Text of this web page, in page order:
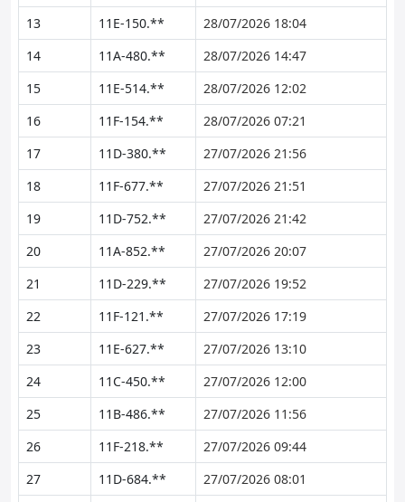
13
11E-150.**
28/07/2026 18:04
14
11A-480.**
28/07/2026 14:47
15
11E-514.**
28/07/2026 12:02
16
11F-154.**
28/07/2026 07:21
17
11D-380.**
27/07/2026 21:56
18
11F-677.**
27/07/2026 21:51
19
11D-752.**
27/07/2026 21:42
20
11A-852.**
27/07/2026 20:07
21
11D-229.**
27/07/2026 19:52
22
11F-121.**
27/07/2026 17:19
23
11E-627.**
27/07/2026 13:10
24
11C-450.**
27/07/2026 12:00
25
11B-486.**
27/07/2026 11:56
26
11F-218.**
27/07/2026 09:44
27
11D-684.**
27/07/2026 08:01